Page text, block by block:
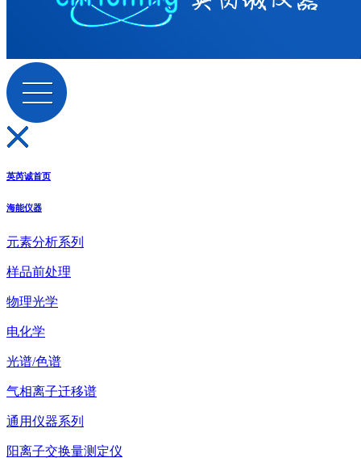
英芮诚首页
海能仪器
元素分析系列
样品前处理
物理光学
电化学
光谱/色谱
气相离子迁移谱
通用仪器系列
阳离子交换量测定仪